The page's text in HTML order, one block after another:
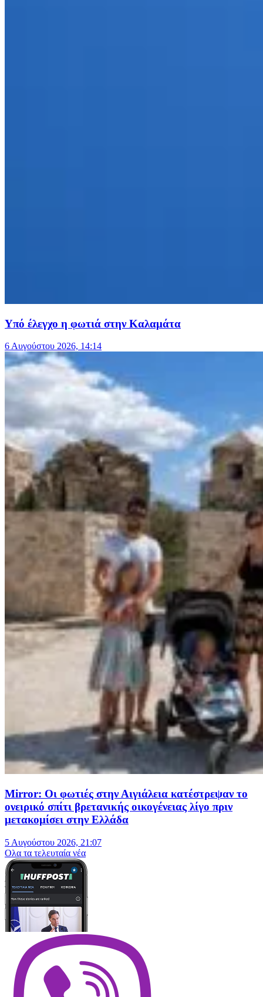
Υπό έλεγχο η φωτιά στην Καλαμάτα
6 Αυγούστου 2026, 14:14
Mirror: Οι φωτιές στην Αιγιάλεια κατέστρεψαν το
ονειρικό σπίτι βρετανικής οικογένειας λίγο πριν
μετακομίσει στην Ελλάδα
5 Αυγούστου 2026, 21:07
Oλα τα τελευταία νέα